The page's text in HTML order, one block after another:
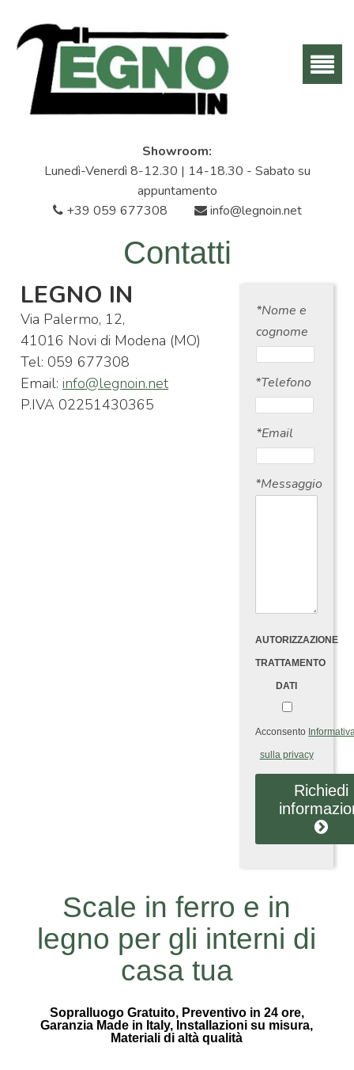
Showroom:
Lunedì-Venerdì 8-12.30 | 14-18.30 - Sabato su
appuntamento
+39 059 677308
info@legnoin.net
Contatti
LEGNO IN
Via Palermo, 12,
41016 Novi di Modena (MO)
Tel: 059 677308
Email:info@legnoin.net
P.IVA 02251430365
*Nome e
cognome
*Telefono
*Email
*Messaggio
AUTORIZZAZIONE
TRATTAMENTO
DATI
Acconsento
sulla privacy
Richiedi
Scale in ferro e in
legno per gli interni di
casa tua
Sopralluogo Gratuito, Preventivo in 24 ore,
Garanzia Made in Italy, Installazioni su misura,
Materiali di altà qualità